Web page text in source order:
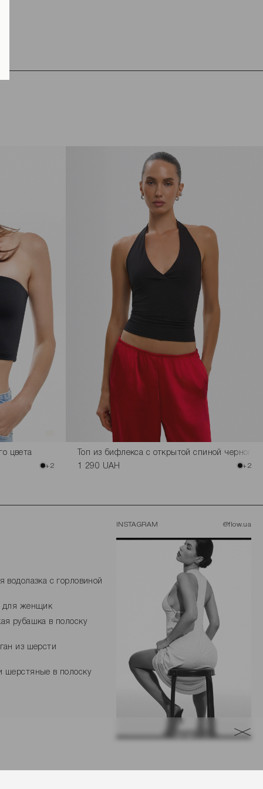
цвета
+2
Топ из бифлекса с открытой спиной черного
1 290 UAH
+2
водолазка с горловиной
для женщик
рубашка в полоску
из шерсти
шерстяные в полоску
INSTAGRAM @flow.ua